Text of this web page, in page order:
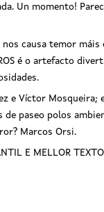
Un momento!
causa temor máis
é o artefacto
e Víctor Mosqueira;
paseo polos
Marcos Orsi.
E MELLOR